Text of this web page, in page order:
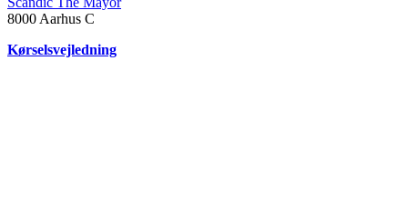
8000 Aarhus C
Kørselsvejledning